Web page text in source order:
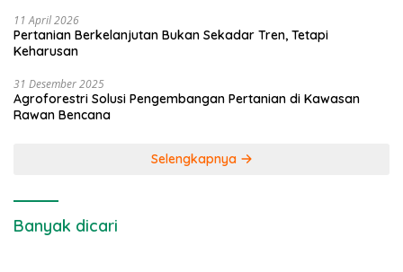
11 April 2026
Pertanian Berkelanjutan Bukan Sekadar Tren, Tetapi
Keharusan
31 Desember 2025
Agroforestri Solusi Pengembangan Pertanian di Kawasan
Rawan Bencana
Selengkapnya
Banyak dicari